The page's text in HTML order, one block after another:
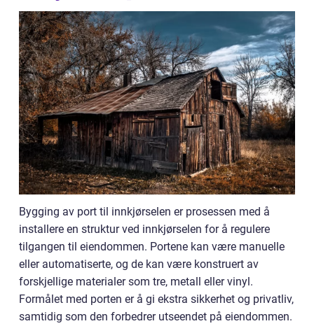
Bygging av port til innkjørselen er prosessen med å
installere en struktur ved innkjørselen for å regulere
tilgangen til eiendommen. Portene kan være manuelle
eller automatiserte, og de kan være konstruert av
forskjellige materialer som tre, metall eller vinyl.
Formålet med porten er å gi ekstra sikkerhet og privatliv,
samtidig som den forbedrer utseendet på eiendommen.